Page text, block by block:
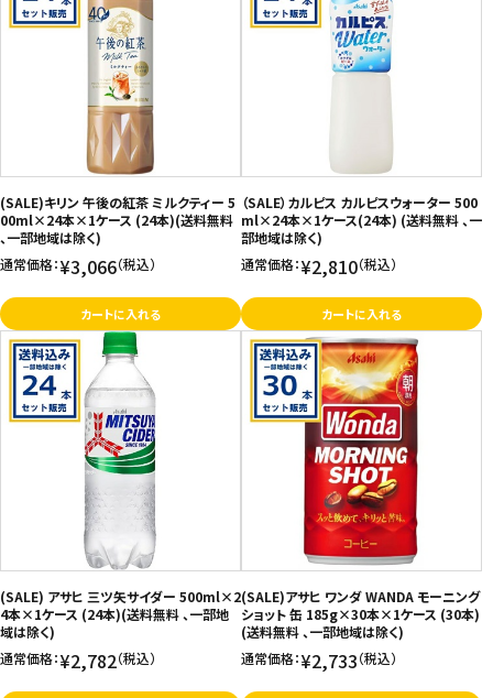
(SALE)キリン 午後の紅茶 ミルクティー 5
00ml×24本×1ケース (24本)(送料無料
、一部地域は除く)
通常価格：¥3,066（税込）
カートに入れる
（SALE）カルピス カルピスウォーター 500
ml×24本×1ケース(24本) (送料無料 、一
部地域は除く)
通常価格：¥2,810（税込）
カートに入れる
(SALE) アサヒ 三ツ矢サイダー 500ml×2
4本×1ケース (24本)(送料無料 、一部地
域は除く)
通常価格：¥2,782（税込）
(SALE)アサヒ ワンダ WANDA モーニング
ショット 缶 185g×30本×1ケース (30本)
(送料無料 、一部地域は除く)
通常価格：¥2,733（税込）